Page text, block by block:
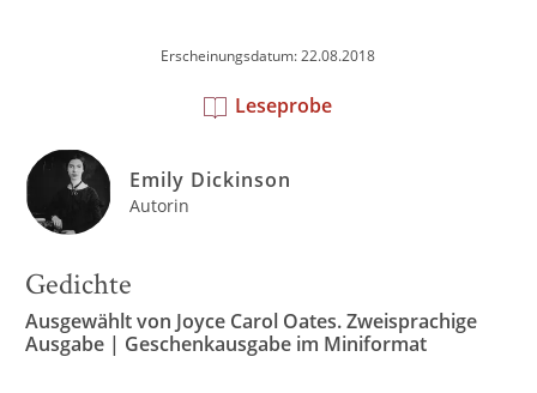
Erscheinungsdatum: 22.08.2018
Leseprobe
Emily Dickinson
Autorin
Gedichte
Ausgewählt von Joyce Carol Oates. Zweisprachige
Ausgabe | Geschenkausgabe im Miniformat